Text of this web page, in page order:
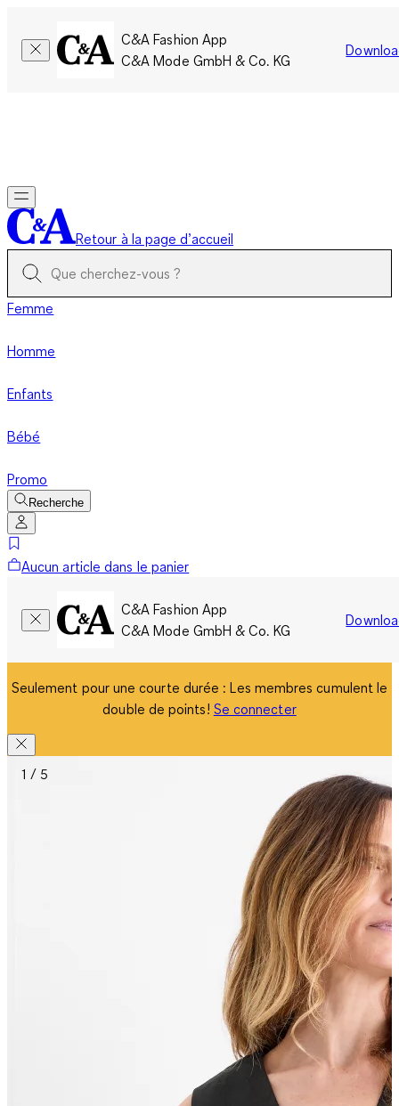
C&A Fashion App
C&A Mode GmbH & Co. KG
Retour à la page d’accueil
Femme
Homme
Enfants
Bébé
Promo
Recherche
Aucun article dans le panier
C&A Fashion App
C&A Mode GmbH & Co. KG
Seulement pour une courte durée : Les membres cumulent le
double de points! Se connecter
1 / 5